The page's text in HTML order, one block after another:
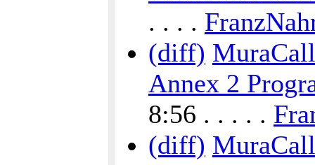
. . . .
(diff)
Annex 2
8:56 . . . . .
(diff)